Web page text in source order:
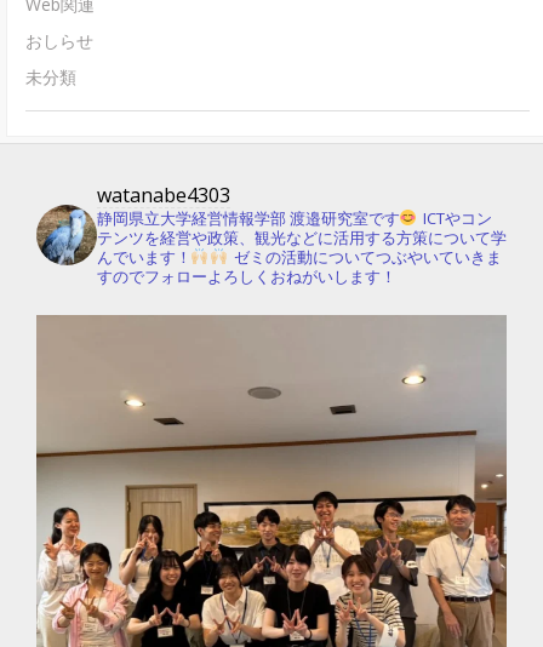
おしらせ
未分類
watanabe4303
静岡県立大学経営情報学部 渡邉研究室です
ICTやコン
テンツを経営や政策、観光などに活用する方策について学
んでいます！
ゼミの活動についてつぶやいていきま
すのでフォローよろしくおねがいします！